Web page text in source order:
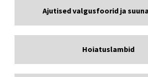
Ajutised valgusfoorid ja
Hoiatuslambid